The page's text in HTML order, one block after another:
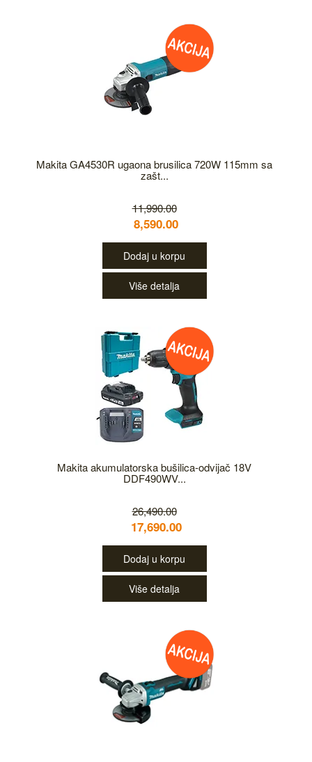
Makita GA4530R ugaona brusilica 720W 115mm sa
zašt...
11,990.00
8,590.00
Dodaj u korpu
Više detalja
Makita akumulatorska bušilica‑odvijač 18V
DDF490WV...
26,490.00
17,690.00
Dodaj u korpu
Više detalja